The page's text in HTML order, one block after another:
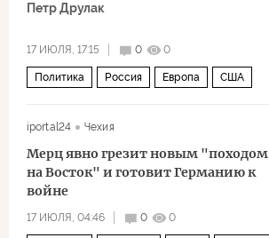
Петр Друлак
17 ИЮЛЯ, 17:15 0 0
Политика Россия Европа США
iportal24 Чехия
Мерц явно грезит новым "походом
на Восток" и готовит Германию к
войне
17 ИЮЛЯ, 04:46 0 0